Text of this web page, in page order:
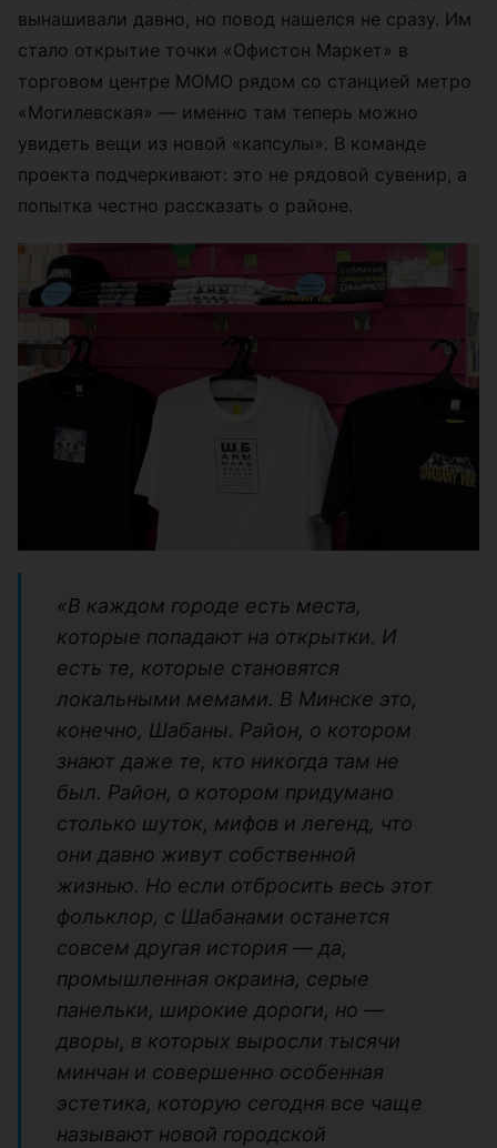
вынашивали давно, но повод нашелся не сразу. Им
стало открытие точки «Офистон Маркет» в
торговом центре МОМО рядом со станцией метро
«Могилевская» — именно там теперь можно
увидеть вещи из новой «капсулы». В команде
проекта подчеркивают: это не рядовой сувенир, а
попытка честно рассказать о районе.
«В каждом городе есть места,
которые попадают на открытки. И
есть те, которые становятся
локальными мемами. В Минске это,
конечно, Шабаны. Район, о котором
знают даже те, кто никогда там не
был. Район, о котором придумано
столько шуток, мифов и легенд, что
они давно живут собственной
жизнью. Но если отбросить весь этот
фольклор, с Шабанами останется
совсем другая история — да,
промышленная окраина, серые
панельки, широкие дороги, но —
дворы, в которых выросли тысячи
минчан и совершенно особенная
эстетика, которую сегодня все чаще
называют новой городской